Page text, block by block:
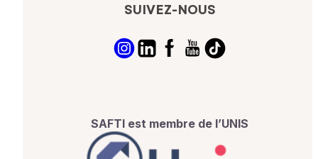
SUIVEZ-NOUS
SAFTI est membre de l’UNIS